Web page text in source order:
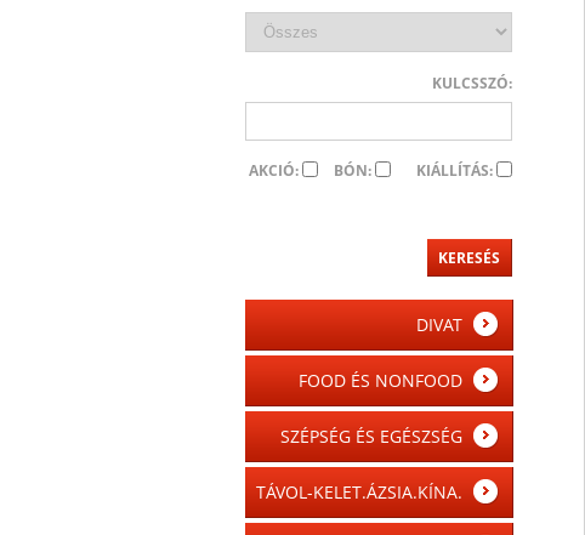
KULCSSZÓ:
AKCIÓ: BÓN: KIÁLLÍTÁS:
DIVAT
FOOD ÉS NONFOOD
SZÉPSÉG ÉS EGÉSZSÉG
TÁVOL-KELET.ÁZSIA.KÍNA.